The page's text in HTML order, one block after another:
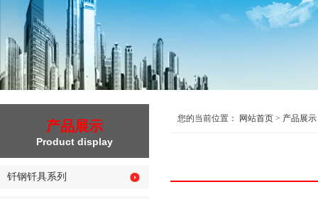
产品展示
Product display
钎钢钎具系列
您的当前位置： 网站首页 > 产品展示